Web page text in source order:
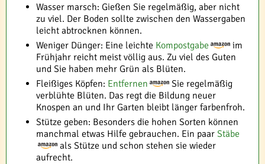
Wasser marsch: Gießen Sie regelmäßig, aber nicht
zu viel. Der Boden sollte zwischen den Wassergaben
leicht abtrocknen können.
Weniger Dünger: Eine leichte Kompostgabe
im
Frühjahr reicht meist völlig aus. Zu viel des Guten
und Sie haben mehr Grün als Blüten.
Fleißiges Köpfen: Entfernen
Sie regelmäßig
verblühte Blüten. Das regt die Bildung neuer
Knospen an und Ihr Garten bleibt länger farbenfroh.
Stütze geben: Besonders die hohen Sorten können
manchmal etwas Hilfe gebrauchen. Ein paar Stäbe
als Stütze und schon stehen sie wieder
aufrecht.